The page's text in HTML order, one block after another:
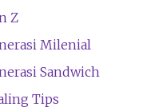
Z
Milenial
Sandwich
Tips